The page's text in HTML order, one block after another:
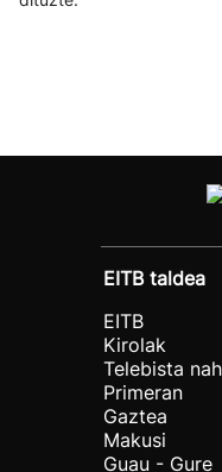
EITB taldea
EITB
Kirolak
Telebista
Primeran
Gaztea
Makusi
Guau - Gure